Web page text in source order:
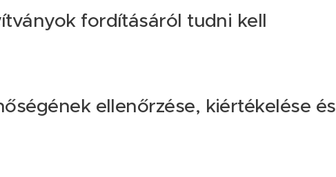
fordításáról tudni kell
ellenőrzése, kiértékelése és